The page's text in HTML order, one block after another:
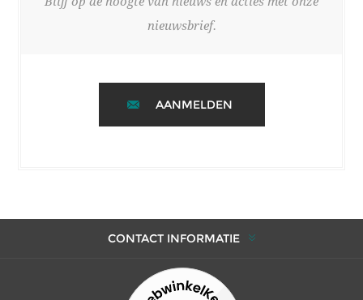
nieuwsbrief.
AANMELDEN
CONTACT INFORMATIE